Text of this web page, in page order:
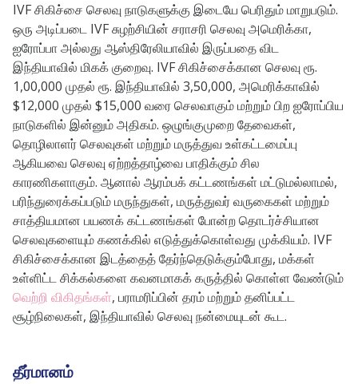
IVF சிகிச்சை செலவு நாடுகளுக்கு இடையே பெரிதும் மாறுபடும்.
ஒரு அடிப்படை IVF சுழற்சியின் சராசரி செலவு அமெரிக்கா,
ஐரோப்பா அல்லது ஆஸ்திரேலியாவில் இருப்பதை விட
இந்தியாவில் மிகக் குறைவு. IVF சிகிச்சைக்கான செலவு ரூ.
1,00,000 முதல் ரூ. இந்தியாவில் 3,50,000, அமெரிக்காவில்
$12,000 முதல் $15,000 வரை செலவாகும் மற்றும் பிற ஐரோப்பிய
நாடுகளில் இன்னும் அதிகம். ஒழுங்குமுறை தேவைகள்,
தொழிலாளர் செலவுகள் மற்றும் மருத்துவ உள்கட்டமைப்பு
ஆகியவை செலவு ஏற்றத்தாழ்வை பாதிக்கும் சில
காரணிகளாகும். ஆனால் ஆரம்பக் கட்டணங்கள் மட்டுமல்லாமல்,
பரிந்துரைக்கப்படும் மருந்துகள், மருத்துவர் வருகைகள் மற்றும்
சாத்தியமான பயணக் கட்டணங்கள் போன்ற தொடர்ச்சியான
செலவுகளையும் கணக்கில் எடுத்துக்கொள்வது முக்கியம். IVF
சிகிச்சைக்கான இடத்தைத் தேர்ந்தெடுக்கும்போது, ​​மக்கள்
உள்ளிட்ட சிக்கல்களை கவனமாகக் கருத்தில் கொள்ள வேண்டும்
வெற்றி விகிதங்கள், பராமரிப்பின் தரம் மற்றும் தனிப்பட்ட
சூழ்நிலைகள், இந்தியாவில் செலவு நன்மையுடன் கூட.
தீர்மானம்